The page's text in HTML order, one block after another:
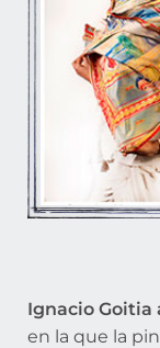
Ignacio Goitia
en la que la